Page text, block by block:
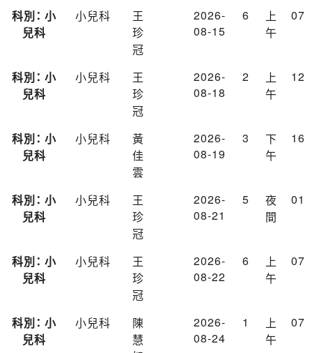
科別： 小
兒科
小兒科
王
珍
冠
2026-
08-15
6
上
午
07
科別： 小
兒科
小兒科
王
珍
冠
2026-
08-18
2
上
午
12
科別： 小
兒科
小兒科
黃
佳
雲
2026-
08-19
3
下
午
16
科別： 小
兒科
小兒科
王
珍
冠
2026-
08-21
5
夜
間
01
科別： 小
兒科
小兒科
王
珍
冠
2026-
08-22
6
上
午
07
科別： 小
兒科
小兒科
陳
慧
2026-
08-24
1
上
午
07